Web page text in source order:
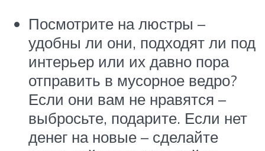
Посмотрите на люстры –
удобны ли они, подходят ли под
интерьер или их давно пора
отправить в мусорное ведро?
Если они вам не нравятся –
выбросьте, подарите. Если нет
денег на новые – сделайте